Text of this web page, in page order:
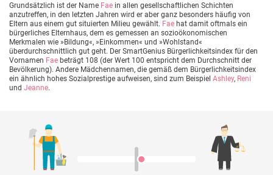
Grundsätzlich ist der Name Fae in allen gesellschaftlichen Schichten
anzutreffen, in den letzten Jahren wird er aber ganz besonders häufig von
Eltern aus einem gut situierten Milieu gewählt. Fae hat damit oftmals ein
bürgerliches Elternhaus, dem es gemessen an sozioökonomischen
Merkmalen wie »Bildung«, »Einkommen« und »Wohlstand«
überdurchschnittlich gut geht. Der SmartGenius Bürgerlichkeitsindex für den
Vornamen Fae beträgt 108 (der Wert 100 entspricht dem Durchschnitt der
Bevölkerung). Andere Mädchennamen, die gemäß dem Bürgerlichkeitsindex
ein ähnlich hohes Sozialprestige aufweisen, sind zum Beispiel Ashley, Reni
und Jeanne.